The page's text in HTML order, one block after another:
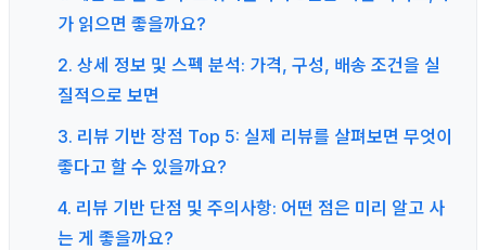
가 읽으면 좋을까요?
2. 상세 정보 및 스펙 분석: 가격, 구성, 배송 조건을 실
질적으로 보면
3. 리뷰 기반 장점 Top 5: 실제 리뷰를 살펴보면 무엇이
좋다고 할 수 있을까요?
4. 리뷰 기반 단점 및 주의사항: 어떤 점은 미리 알고 사
는 게 좋을까요?